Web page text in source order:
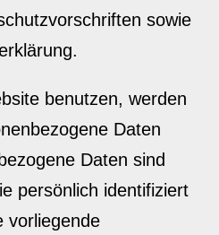
sowie
benutzen, werden
Daten
Daten sind
persönlich identifiziert
vorliegende